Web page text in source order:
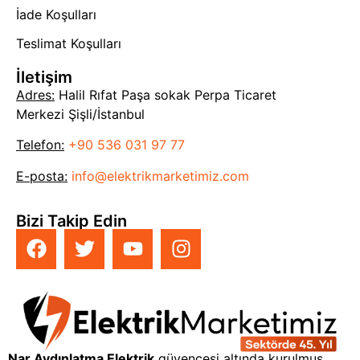
İade Koşulları
Teslimat Koşulları
İletişim
Adres: Halil Rıfat Paşa sokak Perpa Ticaret
Merkezi Şişli/İstanbul
Telefon: +90 536 031 97 77
E-posta: info@elektrikmarketimiz.com
Bizi Takip Edin